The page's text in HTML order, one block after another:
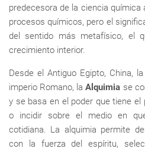
predecesora de la ciencia
procesos químicos, pero el
del sentido más metafísico, el
crecimiento interior.
Desde el Antiguo Egipto, China,
imperio Romano, laAlquimia se
y se basa en el poder que tiene
o incidir sobre el medio en
cotidiana. La alquimia permite
con la fuerza del espíritu,